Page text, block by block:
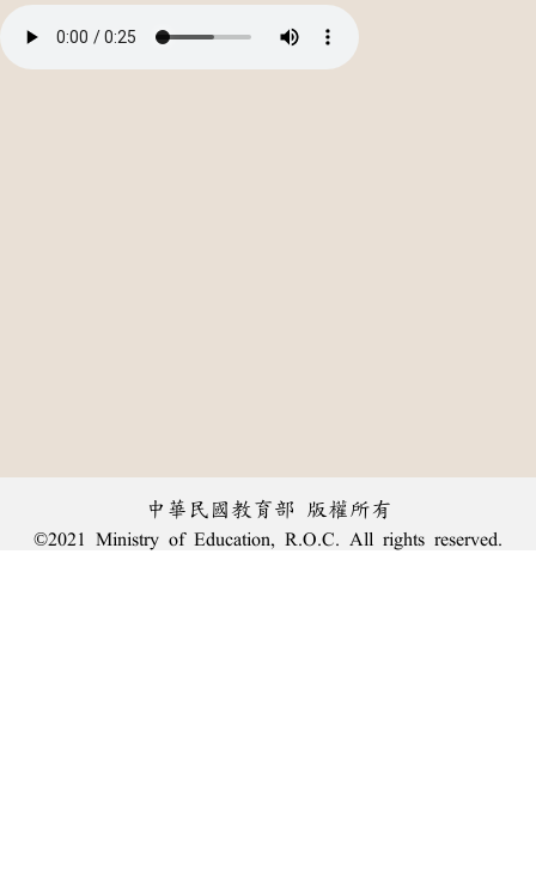
中華民國教育部 版權所有
©2021 Ministry of Education, R.O.C. All rights reserved.